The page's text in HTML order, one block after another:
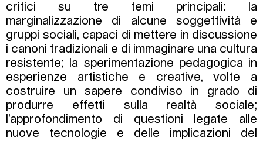
critici su tre temi principali: la
marginalizzazione di alcune soggettività e
gruppi sociali, capaci di mettere in discussione
i canoni tradizionali e di immaginare una cultura
resistente; la sperimentazione pedagogica in
esperienze artistiche e creative, volte a
costruire un sapere condiviso in grado di
produrre effetti sulla realtà sociale;
l’approfondimento di questioni legate alle
nuove tecnologie e delle implicazioni del